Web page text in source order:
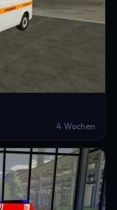
4 Wochen